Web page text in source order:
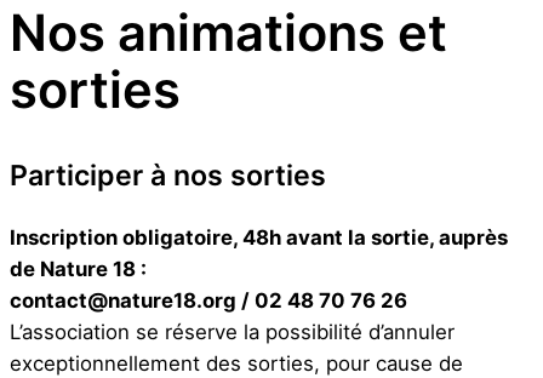
Nos animations et
sorties
Participer à nos sorties
Inscription obligatoire, 48h avant la sortie, auprès
de Nature 18 :
contact@nature18.org / 02 48 70 76 26
L’association se réserve la possibilité d’annuler
exceptionnellement des sorties, pour cause de